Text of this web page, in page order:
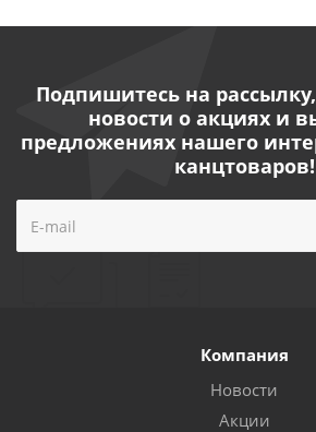
Подпишитесь на
новости о акциях и
предложениях нашего
канцтоваров!
Компания
Новости
Акции